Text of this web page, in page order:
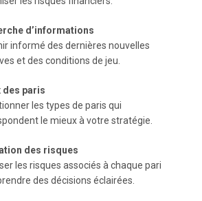
d’informations
informé des dernières nouvelles
et des conditions de jeu.
des paris
les types de paris qui
le mieux à votre stratégie.
des risques
les risques associés à chaque pari
des décisions éclairées.